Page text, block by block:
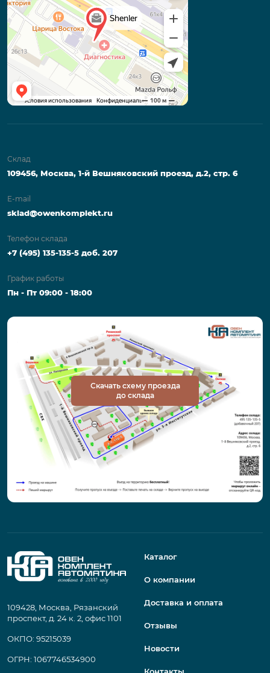
Склад
109456, Москва, 1-й Вешняковский проезд, д.2, стр. 6
E-mail
sklad@owenkomplekt.ru
Телефон склада
+7 (495) 135-135-5 доб. 207
График работы
Пн - Пт 09:00 - 18:00
Скачать схему проезда
до склада
109428, Москва, Рязанский
проспект, д. 24 к. 2, офис 1101
ОКПО: 95215039
ОГРН: 1067746534900
Каталог
О компании
Доставка и оплата
Отзывы
Новости
Контакты